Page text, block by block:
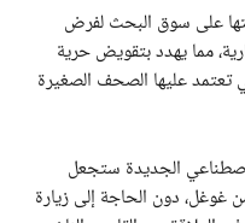
على سوق البحث لفرض
مما يهدد بتقويض حرية
تعتمد عليها الصحف الصغيرة
الجديدة ستجعل
دون الحاجة إلى زيارة